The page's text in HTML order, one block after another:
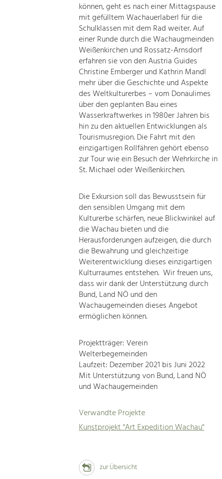
können, geht es nach einer Mittagspause
mit gefülltem Wachauerlaberl für die
Schulklassen mit dem Rad weiter. Auf
einer Runde durch die Wachaugmeinden
Weißenkirchen und Rossatz-Arnsdorf
erfahren sie von den Austria Guides
Christine Emberger und Kathrin Mandl
mehr über die Geschichte und Aspekte
des Weltkulturerbes – vom Donaulimes
über den geplanten Bau eines
Wasserkraftwerkes in 1980er Jahren bis
hin zu den aktuellen Entwicklungen als
Tourismusregion. Die Fahrt mit den
einzigartigen Rollfähren gehört ebenso
zur Tour wie ein Besuch der Wehrkirche in
St. Michael oder Weißenkirchen.
Die Exkursion soll das Bewusstsein für
den sensiblen Umgang mit dem
Kulturerbe schärfen, neue Blickwinkel auf
die Wachau bieten und die
Herausforderungen aufzeigen, die durch
die Bewahrung und gleichzeitige
Weiterentwicklung dieses einzigartigen
Kulturraumes entstehen. Wir freuen uns,
dass wir dank der Unterstützung durch
Bund, Land NÖ und den
Wachaugemeinden dieses Angebot
ermöglichen können.
Projektträger: Verein
Welterbegemeinden
Laufzeit: Dezember 2021 bis Juni 2022
Mit Unterstützung von Bund, Land NÖ
und Wachaugemeinden
Verwandte Projekte
Kunstprojekt "Art Expedition Wachau"
zur Übersicht